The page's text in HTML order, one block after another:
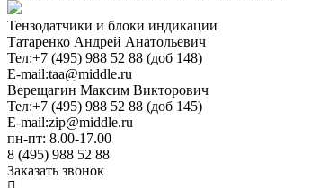
Тензодатчики и блоки индикации
Татаренко Андрей Анатольевич
Тел:+7 (495) 988 52 88 (доб 148)
E-mail:taa@middle.ru
Верещагин Максим Викторович
Тел:+7 (495) 988 52 88 (доб 145)
E-mail:zip@middle.ru
пн-пт: 8.00-17.00
8 (495) 988 52 88
Заказать звонок